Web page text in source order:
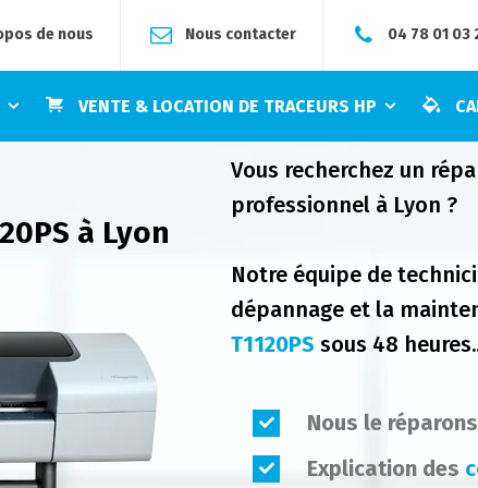
de nous Nous contacter 04 78 01 03
VENTE & LOCATION DE TRACEURS HP
à Lyon
Vous recherchez un
professionnel à Lyon ?
Notre équipe de
dépannage et la
T1120PS sous 48
Nous le
Explication des